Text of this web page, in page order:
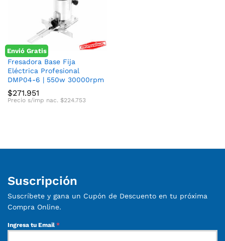
Envió Gratis
Fresadora Base Fija
Eléctrica Profesional
DMP04-6 | 550w 30000rpm
$271.951
Precio s/imp nac. $224.753
Suscripción
Suscríbete y gana un Cupón de Descuento en tu próxima
Compra Online.
Ingresa tu Email *